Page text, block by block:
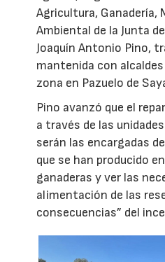
Agricultura, Ganadería,
Ambiental de la Junta
Joaquín Antonio Pino,
mantenida con
zona en Pazuelo de
Pino avanzó que el
a través de las
serán las encargadas
que se han producido
ganaderas y ver las
alimentación de las
consecuencias” del